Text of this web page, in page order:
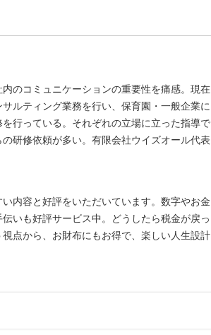
のコミュニケーションの重要性を痛感。現在
ルティング業務を行い、保育園・一般企業に
行っている。それぞれの立場に立った指導で
研修依頼が多い。有限会社ウイズオール代表
内容と好評をいただいています。数字やお金
いも好評サービス中。どうしたら税金が戻っ
点から、お財布にもお得で、楽しい人生設計